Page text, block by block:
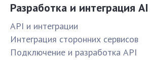
Разработка и интеграция AI
API и интеграции
Интеграция сторонних сервисов
Подключение и разработка API